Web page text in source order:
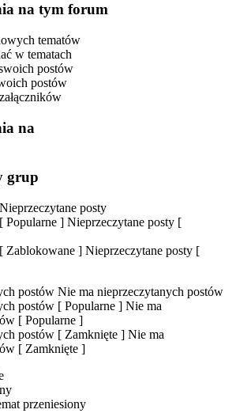
na tym forum
tematów
w tematach
postów
postów
na
grup
Nieprzeczytane posty
Popularne ] Nieprzeczytane posty [
Zablokowane ] Nieprzeczytane posty [
postów Nie ma nieprzeczytanych postów
postów [ Popularne ] Nie ma
[ Popularne ]
postów [ Zamknięte ] Nie ma
[ Zamknięte ]
przeniesiony